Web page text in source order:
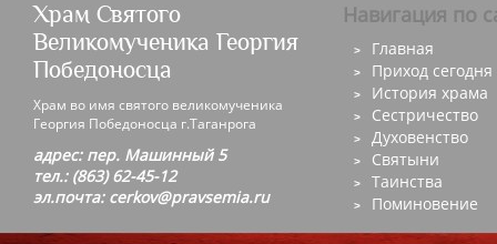
Храм Святого
Великомученика Георгия
Победоносца
Храм во имя святого великомученика
Георгия Победоносца г.Таганрога
адрес: пер. Машинный 5
тел.: (863) 62-45-12
эл.почта: cerkov@pravsemia.ru
Навигация по
Главная
Приход сегодня
История храма
Сестричество
Духовенство
Святыни
Таинства
Поминовение